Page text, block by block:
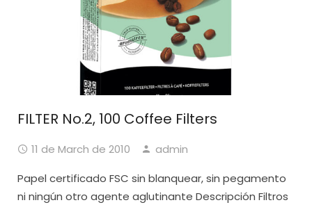
FILTER No.2, 100 Coffee Filters
11 de March de 2010
admin
Papel certificado FSC sin blanquear, sin pegamento
ni ningún otro agente aglutinante Descripción Filtros